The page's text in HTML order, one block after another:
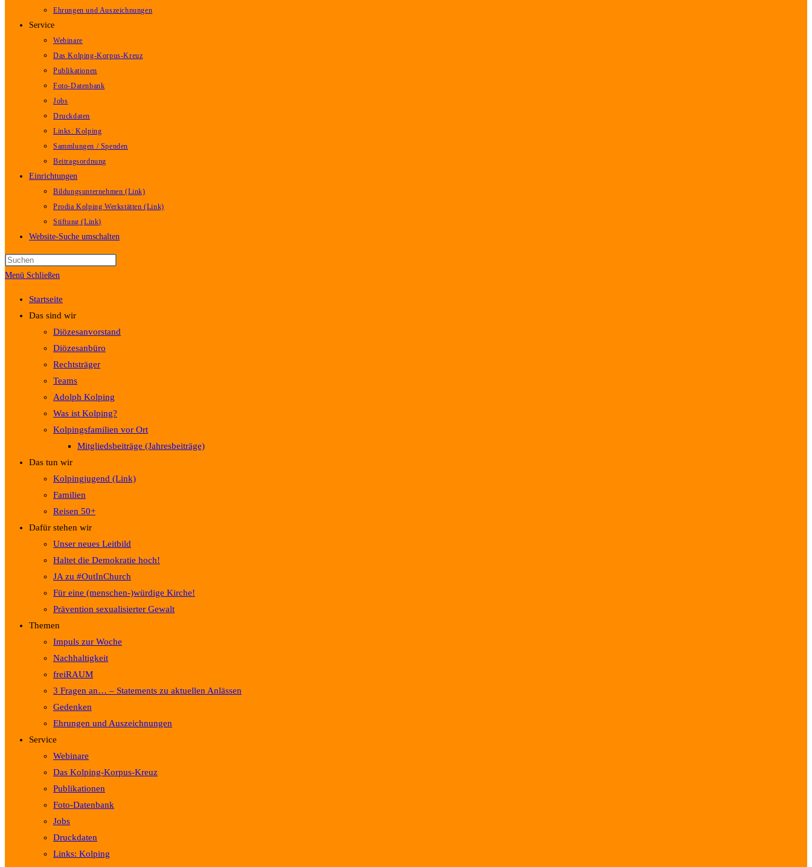
Ehrungen und Auszeichnungen
Service
Webinare
Das Kolping-Korpus-Kreuz
Publikationen
Foto-Datenbank
Jobs
Druckdaten
Links: Kolping
Sammlungen / Spenden
Beitragsordnung
Einrichtungen
Bildungsunternehmen (Link)
Prodia Kolping Werkstätten (Link)
Stiftung (Link)
Website-Suche umschalten
Menü Schließen
Startseite
Das sind wir
Diözesanvorstand
Diözesanbüro
Rechtsträger
Teams
Adolph Kolping
Was ist Kolping?
Kolpingsfamilien vor Ort
Mitgliedsbeiträge (Jahresbeiträge)
Das tun wir
Kolpingjugend (Link)
Familien
Reisen 50+
Dafür stehen wir
Unser neues Leitbild
Haltet die Demokratie hoch!
JA zu #OutInChurch
Für eine (menschen-)würdige Kirche!
Prävention sexualisierter Gewalt
Themen
Impuls zur Woche
Nachhaltigkeit
freiRAUM
3 Fragen an… – Statements zu aktuellen Anlässen
Gedenken
Ehrungen und Auszeichnungen
Service
Webinare
Das Kolping-Korpus-Kreuz
Publikationen
Foto-Datenbank
Jobs
Druckdaten
Links: Kolping